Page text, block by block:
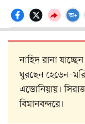
নাহিদ রানা
ঘুরছেন
এস্তোনিয়ায়।
বিমানবন্দরে।